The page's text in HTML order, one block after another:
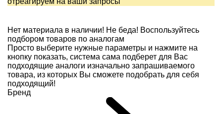
Нет материала в наличии! Не беда! Воспользуйтесь
подбором товаров по аналогам
Просто выберите нужные параметры и нажмите на
кнопку показать, система сама подберет для Вас
подходящие аналоги изначально запрашиваемого
товара, из которых Вы сможете подобрать для себя
подходящий!
Бренд